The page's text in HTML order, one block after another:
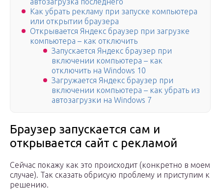
Как убрать рекламу при запуске компьютера
или открытии браузера
Открывается Яндекс браузер при загрузке
компьютера – как отключить
Запускается Яндекс браузер при
включении компьютера – как
отключить на Windows 10
Загружается Яндекс браузер при
включении компьютера – как убрать из
автозагрузки на Windows 7
Браузер запускается сам и
открывается сайт с рекламой
Сейчас покажу как это происходит (конкретно в моем
случае). Так сказать обрисую проблему и приступим к
решению.